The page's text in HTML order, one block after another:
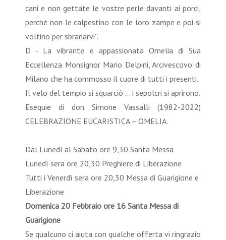
cani e non gettate le vostre perle davanti ai porci,
perché non le calpestino con le loro zampe e poi si
voltino per sbranarvi”.
D - La vibrante e appassionata Omelia di Sua
Eccellenza Monsignor Mario Delpini, Arcivescovo di
Milano che ha commosso il cuore di tutti i presenti.
Il velo del tempio si squarciò … i sepolcri si aprirono.
Esequie di don Simone Vassalli (1982-2022)
CELEBRAZIONE EUCARISTICA – OMELIA.
Dal Lunedì al Sabato ore 9,30 Santa Messa
Lunedì sera ore 20,30 Preghiere di Liberazione
Tutti i Venerdì sera ore 20,30 Messa di Guarigione e
Liberazione
Domenica 20 Febbraio ore 16 Santa Messa di
Guarigione
Se qualcuno ci aiuta con qualche offerta vi ringrazio